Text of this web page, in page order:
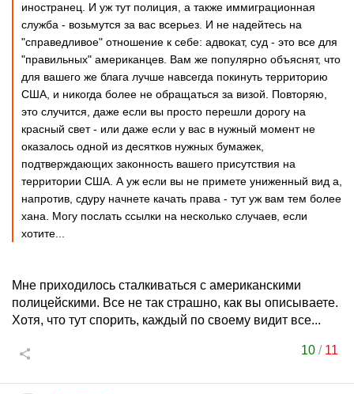
иностранец. И уж тут полиция, а также иммиграционная
служба - возьмутся за вас всерьез. И не надейтесь на
"справедливое" отношение к себе: адвокат, суд - это все для
"правильных" американцев. Вам же популярно объяснят, что
для вашего же блага лучше навсегда покинуть территорию
США, и никогда более не обращаться за визой. Повторяю,
это случится, даже если вы просто перешли дорогу на
красный свет - или даже если у вас в нужный момент не
оказалось одной из десятков нужных бумажек,
подтверждающих законность вашего присутствия на
территории США. А уж если вы не примете униженный вид а,
напротив, сдуру начнете качать права - тут уж вам тем более
хана. Могу послать ссылки на несколько случаев, если
хотите...
Мне приходилось сталкиваться с американскими
полицейскими. Все не так страшно, как вы описываете.
Хотя, что тут спорить, каждый по своему видит все...
10 / 11